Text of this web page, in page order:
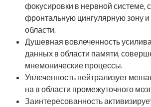
фокусировки в нервной
фронтальную цингулярную зону
области.
Душевная вовлеченность
данных в области памяти,
мнемонические процессы.
Увлеченность нейтрализует
на в области промежуточного
Заинтересованность